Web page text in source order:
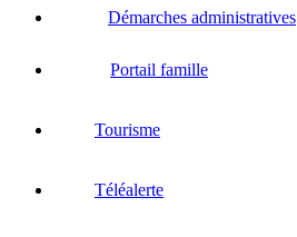
Démarches administratives
Portail famille
Tourisme
Téléalerte